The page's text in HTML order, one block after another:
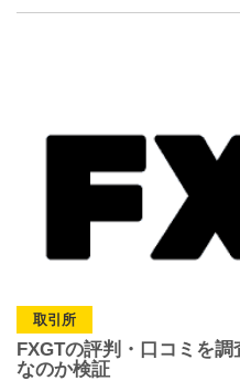
取引所
FXGTの評判・口コミを
なのか検証